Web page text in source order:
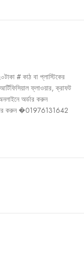
# কাঠ বা প্লাস্টিকের
আর্টিফিসিয়াল ফ্লাওয়ার, ক্রাফট
অর্ডার করুন
করুন �01976131642